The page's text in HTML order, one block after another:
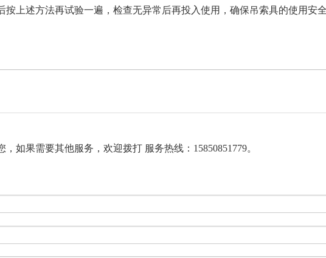
按上述方法再试验一遍，检查无异常后再投入使用，确保吊索具的使用安
如果需要其他服务，欢迎拨打 服务热线：15850851779。